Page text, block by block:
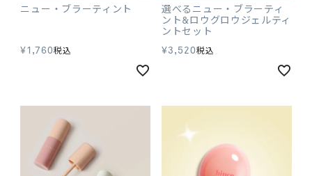
ニュー・ブラーティント
¥1,760税込
選べるニュー・ブラーティ
ント&ロウグロウジェルティ
ントセット
¥3,520税込